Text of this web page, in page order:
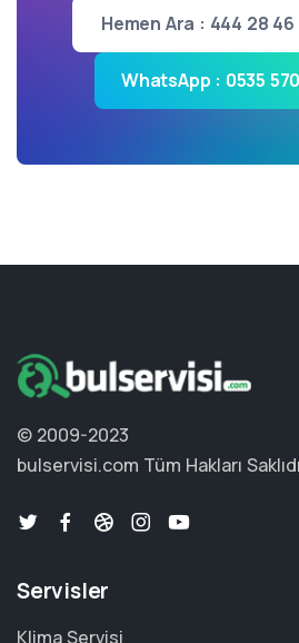
Hemen Ara : 444 28 46
WhatsApp : 0535
© 2009-2023
bulservisi.com Tüm Hakları
Servisler
Klima Servisi